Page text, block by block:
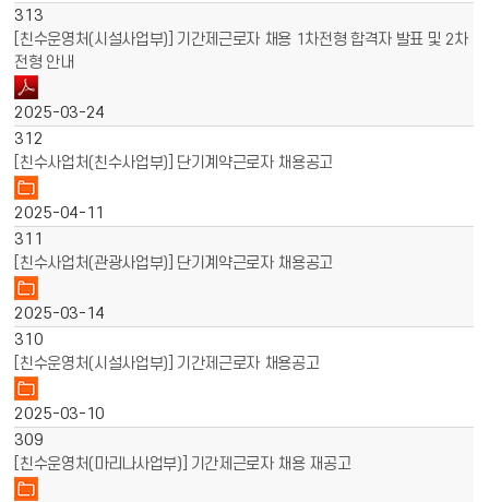
313
[친수운영처(시설사업부)] 기간제근로자 채용 1차전형 합격자 발표 및 2차
전형 안내
2025-03-24
312
[친수사업처(친수사업부)] 단기계약근로자 채용공고
2025-04-11
311
[친수사업처(관광사업부)] 단기계약근로자 채용공고
2025-03-14
310
[친수운영처(시설사업부)] 기간제근로자 채용공고
2025-03-10
309
[친수운영처(마리나사업부)] 기간제근로자 채용 재공고